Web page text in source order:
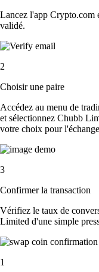
Lancez l'app Crypto.com
validé.
2
Choisir une paire
Accédez au menu de
et sélectionnez Chubb
votre choix pour
3
Confirmer la transaction
Vérifiez le taux de
Limited d'une simple
1